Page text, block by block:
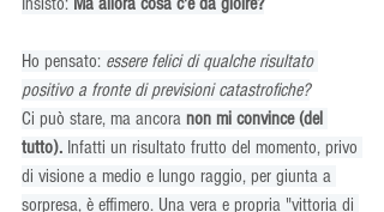
Ho pensato: essere felici di qualche risultato
positivo a fronte di previsioni catastrofiche?
Ci può stare, ma ancora non mi convince (del
tutto). Infatti un risultato frutto del momento, privo
di visione a medio e lungo raggio, per giunta a
sorpresa, è effimero. Una vera e propria "vittoria di